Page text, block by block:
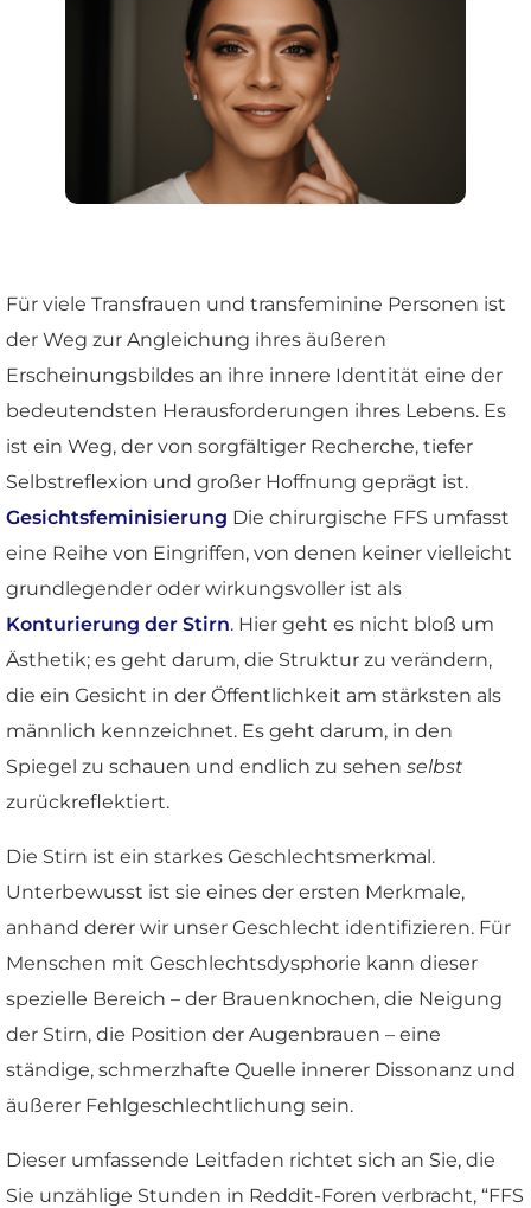
Für viele Transfrauen und transfeminine Personen ist
der Weg zur Angleichung ihres äußeren
Erscheinungsbildes an ihre innere Identität eine der
bedeutendsten Herausforderungen ihres Lebens. Es
ist ein Weg, der von sorgfältiger Recherche, tiefer
Selbstreflexion und großer Hoffnung geprägt ist.
Gesichtsfeminisierung Die chirurgische FFS umfasst
eine Reihe von Eingriffen, von denen keiner vielleicht
grundlegender oder wirkungsvoller ist als
Konturierung der Stirn. Hier geht es nicht bloß um
Ästhetik; es geht darum, die Struktur zu verändern,
die ein Gesicht in der Öffentlichkeit am stärksten als
männlich kennzeichnet. Es geht darum, in den
Spiegel zu schauen und endlich zu sehen selbst
zurückreflektiert.
Die Stirn ist ein starkes Geschlechtsmerkmal.
Unterbewusst ist sie eines der ersten Merkmale,
anhand derer wir unser Geschlecht identifizieren. Für
Menschen mit Geschlechtsdysphorie kann dieser
spezielle Bereich – der Brauenknochen, die Neigung
der Stirn, die Position der Augenbrauen – eine
ständige, schmerzhafte Quelle innerer Dissonanz und
äußerer Fehlgeschlechtlichung sein.
Dieser umfassende Leitfaden richtet sich an Sie, die
Sie unzählige Stunden in Reddit-Foren verbracht, “FFS